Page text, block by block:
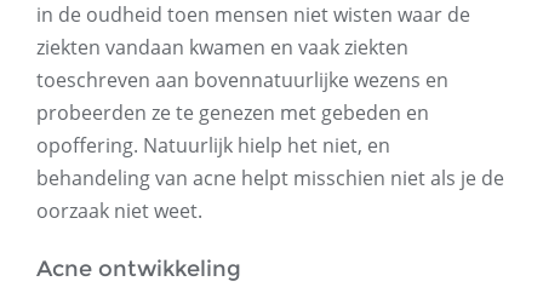
in de oudheid toen mensen niet wisten waar de
ziekten vandaan kwamen en vaak ziekten
toeschreven aan bovennatuurlijke wezens en
probeerden ze te genezen met gebeden en
opoffering. Natuurlijk hielp het niet, en
behandeling van acne helpt misschien niet als je de
oorzaak niet weet.
Acne ontwikkeling